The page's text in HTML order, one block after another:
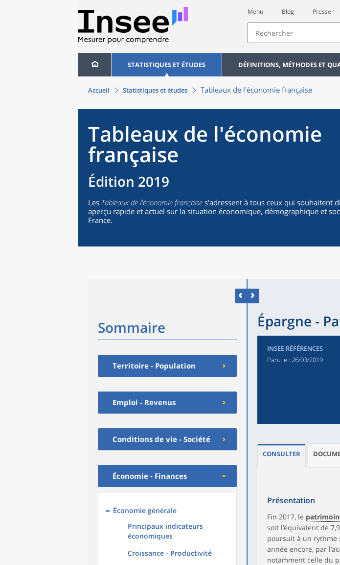
Menu Blog Presse
STATISTIQUES ET ÉTUDES DÉFINITIONS, MÉTHODES ET
Accueil Statistiques et études Tableaux de l'économie française
Tableaux de l'économie
française
Édition 2019
Les Tableaux de l'économie française s'adressent à tous ceux qui souhaitent
aperçu rapide et actuel sur la situation économique, démographique et
France.
Sommaire
Territoire - Population
Emploi - Revenus
Conditions de vie - Société
Économie - Finances
Économie générale
Principaux indicateurs
économiques
Croissance - Productivité
Épargne -
INSEE RÉFÉRENCES
Paru le : 26/03/2019
CONSULTER
Présentation
Fin 2017, le
soit l’équivalent de
poursuit à un rythme
année encore, par
notamment celle du